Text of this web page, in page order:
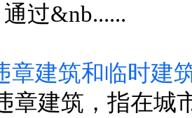
过&nb......
章建筑和临时建
建筑，指在城